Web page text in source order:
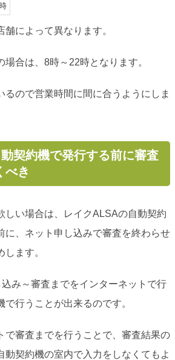
によって異なります。
合は、8時～22時となります。
るので営業時間に間に合うようにしま
契約機で発行する前に審査
べき
しい場合は、レイクALSAの自動契約
に、ネット申し込みで審査を終わらせ
ます。
み～審査までをインターネットで行
行うことが出来るのです。
で審査までを行うことで、審査結果の
動契約機の室内で入力をしなくてもよ